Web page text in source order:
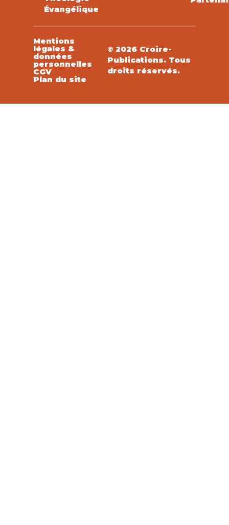
Évangélique
Mentions
légales &
données
personnelles
CGV
Plan du site
© 2026 Croire-
Publications. Tous
droits réservés.